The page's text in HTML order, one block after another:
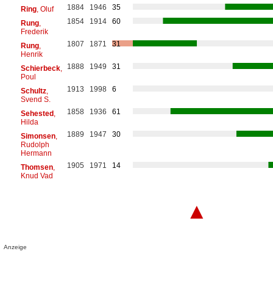
Ring, Oluf 1884 1946
35
Rung,
Frederik
1854 1914 60
Rung,
Henrik
1807 1871 31
Schierbeck,
Poul
1888 1949 31
Schultz,
Svend S.
1913 1998 6
Sehested,
Hilda
1858 1936 61
Simonsen,
Rudolph
Hermann
1889 1947 30
Thomsen,
Knud Vad
1905 1971 14
▲
Anzeige